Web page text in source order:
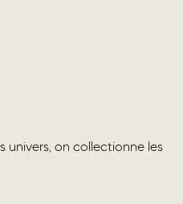
univers, on collectionne les